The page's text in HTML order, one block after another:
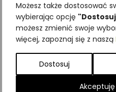
Możesz także dostosować
wybierając opcję
możesz zmienić swoje
więcej, zapoznaj się z naszą
Dostosuj
Podobne produkty